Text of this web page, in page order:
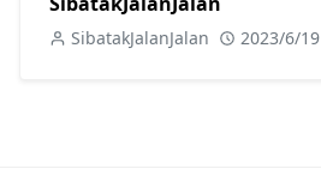
SibatakJalanJalan 2023/6/19